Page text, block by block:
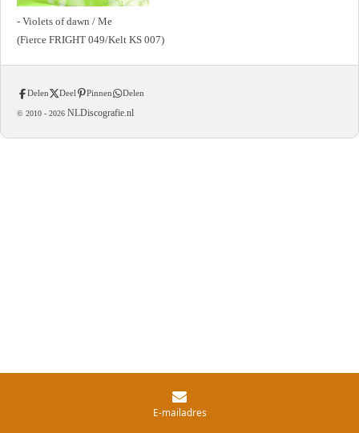
- Violets of dawn / Me
(Fierce FRIGHT 049/Kelt KS 007)
Delen Deel Pinnen Delen
© 2010 - 2026 NLDiscografie.nl
E-mailadres